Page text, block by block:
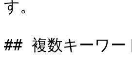
す。
## 複数キーワー